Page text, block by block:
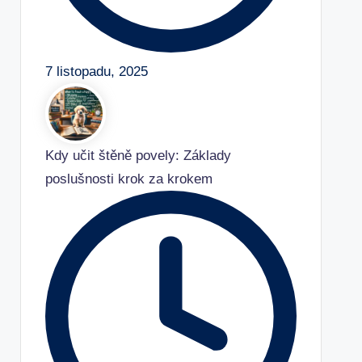
7 listopadu, 2025
Kdy učit štěně povely: Základy
poslušnosti krok za krokem